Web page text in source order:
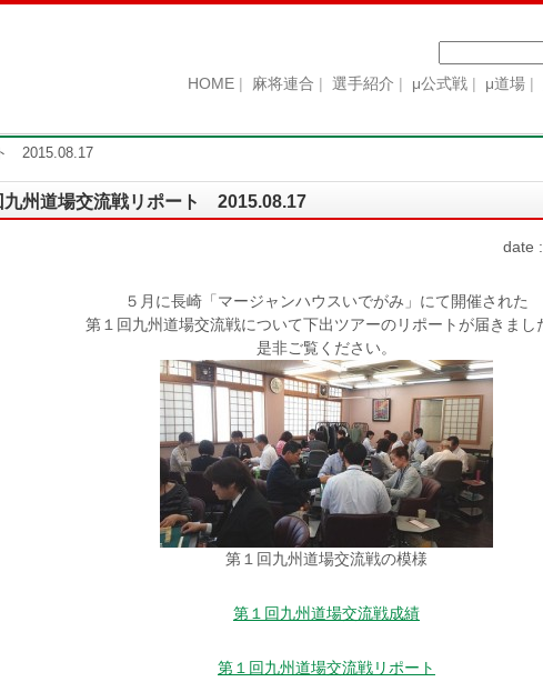
索:
HOME 麻将連合 選手紹介 μ公式戦 μ道場
2015.08.17
九州道場交流戦リポート 2015.08.17
date
５月に長崎「マージャンハウスいでがみ」にて開催された
第１回九州道場交流戦について下出ツアーのリポートが届きまし
是非ご覧ください。
第１回九州道場交流戦の模様
第１回九州道場交流戦成績
第１回九州道場交流戦リポート